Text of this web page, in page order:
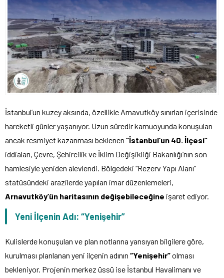
İstanbul’un kuzey aksında, özellikle Arnavutköy sınırları içerisinde
hareketli günler yaşanıyor. Uzun süredir kamuoyunda konuşulan
ancak resmiyet kazanması beklenen “İstanbul’un 40. İlçesi”
iddiaları, Çevre, Şehircilik ve İklim Değişikliği Bakanlığı’nın son
hamlesiyle yeniden alevlendi. Bölgedeki “Rezerv Yapı Alanı”
statüsündeki arazilerde yapılan imar düzenlemeleri,
Arnavutköy’ün haritasının değişebileceğine işaret ediyor.
Yeni İlçenin Adı: “Yenişehir”
Kulislerde konuşulan ve plan notlarına yansıyan bilgilere göre,
kurulması planlanan yeni ilçenin adının “Yenişehir”olması
bekleniyor. Projenin merkez üssü ise İstanbul Havalimanı ve